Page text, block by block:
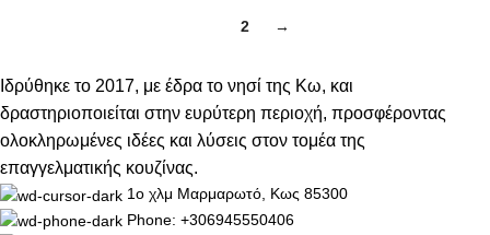
2 →
Ιδρύθηκε το 2017, με έδρα το νησί της Κω, και
δραστηριοποιείται στην ευρύτερη περιοχή, προσφέροντας
ολοκληρωμένες ιδέες και λύσεις στον τομέα της
επαγγελματικής κουζίνας.
1ο χλμ Μαρμαρωτό, Κως 85300
Phone: +306945550406